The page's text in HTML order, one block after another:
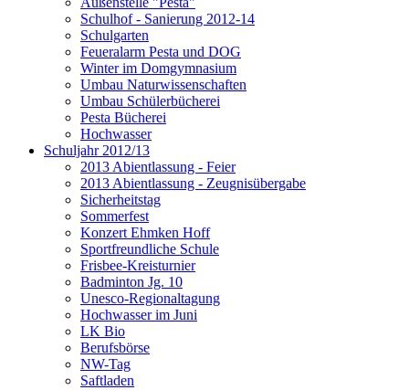
Schulhof - Sanierung 2012-14
Schulgarten
Feueralarm Pesta und DOG
Winter im Domgymnasium
Umbau Naturwissenschaften
Umbau Schülerbücherei
Pesta Bücherei
Hochwasser
Schuljahr 2012/13
2013 Abientlassung - Feier
2013 Abientlassung - Zeugnisübergabe
Sicherheitstag
Sommerfest
Konzert Ehmken Hoff
Sportfreundliche Schule
Frisbee-Kreisturnier
Badminton Jg. 10
Unesco-Regionaltagung
Hochwasser im Juni
LK Bio
Berufsbörse
NW-Tag
Saftladen